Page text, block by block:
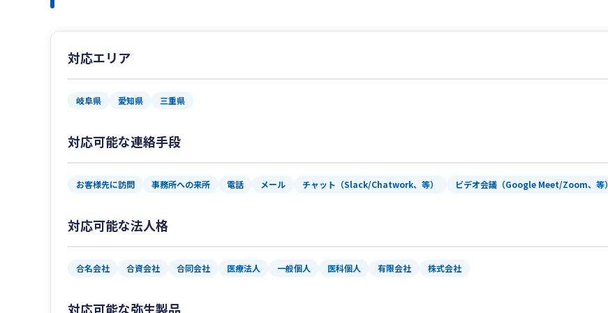
対応エリア
岐阜県 愛知県 三重県
対応可能な連絡手段
お客様先に訪問 事務所への来所 電話 メール チャット（Slack/Chatwork、等） ビデオ会議（Google Meet/Zoom、等）
対応可能な法人格
合名会社 合資会社 合同会社 医療法人 一般個人 医科個人 有限会社 株式会社
対応可能な弥生製品